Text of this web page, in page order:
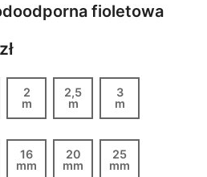
fioletowa
złZakres
od
69,00 zł
do
119,00 zł
2
m
2,5
m
3
m
16
mm
20
mm
25
mm